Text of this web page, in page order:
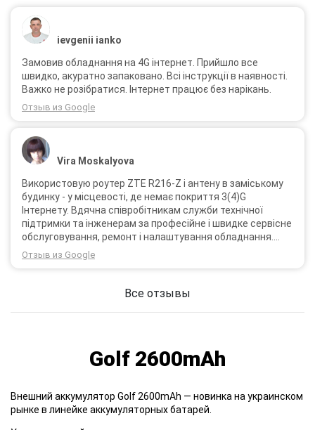
ievgenii ianko
Замовив обладнання на 4G інтернет. Прийшло все
швидко, акуратно запаковано. Всі інструкції в наявності.
Важко не розібратися. Інтернет працює без нарікань.
Отзыв из Google
Vira Moskalyova
Використовую роутер ZTE R216-Z і антену в заміському
будинку - у місцевості, де немає покриття 3(4)G
Інтернету. Вдячна співробітникам служби технічної
підтримки та інженерам за професійне і швидке сервісне
обслуговування, ремонт і налаштування обладнання.
Через 3 роки після покупки я не шкодую про прийняте
тоді рішення придбати обладнання в компанії 3G star
Отзыв из Google
Все отзывы
Golf 2600mAh
Внешний аккумулятор Golf 2600mAh — новинка на украинском
рынке в линейке аккумуляторных батарей.